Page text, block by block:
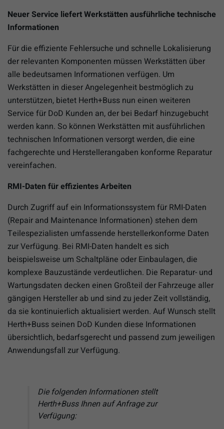
Neuer Service liefert Werkstätten ausführliche technische
Informationen
Für die effiziente Fehlersuche und schnelle Lokalisierung
der relevanten Komponenten müssen Werkstätten über
alle bedeutsamen Informationen verfügen. Um
Werkstätten in dieser Angelegenheit bestmöglich zu
unterstützen, bietet Herth+Buss nun einen weiteren
Service für DoD Kunden an, der bei Bedarf hinzugebucht
werden kann. So können Werkstätten mit ausführlichen
technischen Informationen versorgt werden, die eine
fachgerechte und Herstellerangaben konforme Reparatur
vereinfachen.
RMI-Daten für effizientes Arbeiten
Durch Zugriff auf ein Informationssystem für RMI-Daten
(Repair and Maintenance Informationen) stehen dem
Teilespezialisten umfassende herstellerkonforme Daten
zur Verfügung. Bei RMI-Daten handelt es sich
beispielsweise um Schaltpläne oder Einbaulagen, die
komplexe Bauzustände verdeutlichen. Die Reparatur- und
Wartungsdaten decken einen Großteil der Fahrzeuge aller
gängigen Hersteller ab und sind zu jeder Zeit vollständig,
da sie kontinuierlich aktualisiert werden. Auf Wunsch stellt
Herth+Buss seinen DoD Kunden diese Informationen
übersichtlich, bedarfsgerecht und passend zum jeweiligen
Anwendungsfall zur Verfügung.
Die folgenden Informationen stellt
Herth+Buss Ihnen auf Anfrage zur
Verfügung: